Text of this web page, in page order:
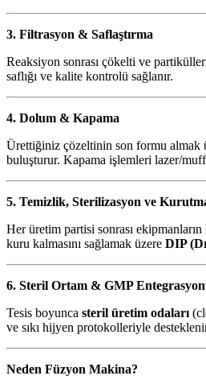
3. Filtrasyon & Saflaştırma
Reaksiyon sonrası çökelti ve
saflığı ve kalite kontrolü sağlanır.
4. Dolum & Kapama
Ürettiğiniz çözeltinin son formu almak
buluşturur. Kapama işlemleri lazer/
5. Temizlik, Sterilizasyon ve
Her üretim partisi sonrası
kuru kalmasını sağlamak üzere DIP
6. Steril Ortam & GMP
Tesis boyunca steril üretim odaları
ve sıkı hijyen protokolleriyle
Neden Füzyon Makina?